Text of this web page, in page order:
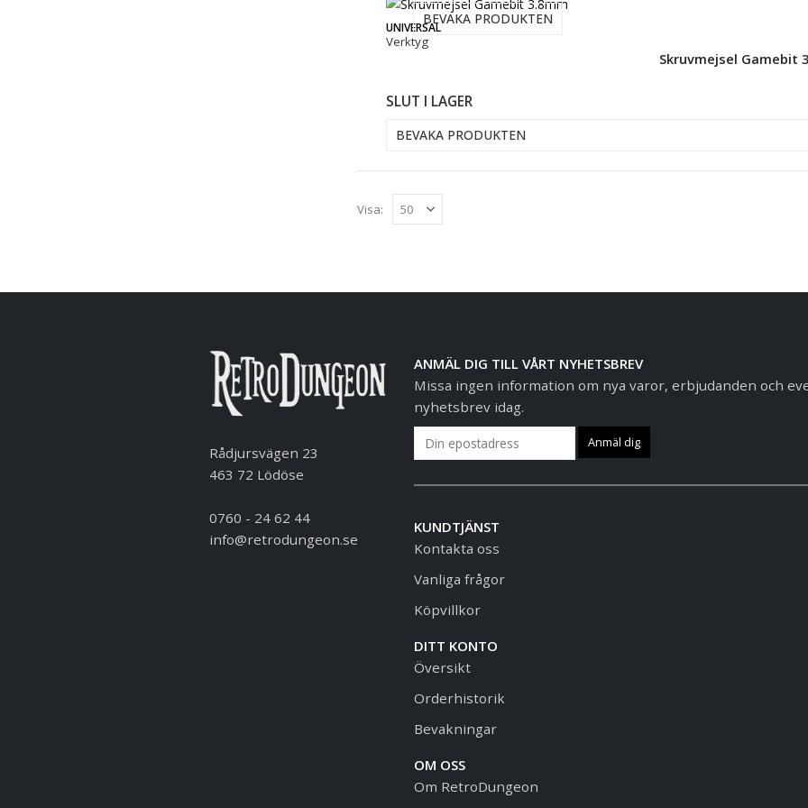
UNIVERSAL
Verktyg
BEVAKA PRODUKTEN
Skruvmejsel Gamebit
SLUT I LAGER
BEVAKA PRODUKTEN
Visa:
Rådjursvägen 23
463 72 Lödöse
0760 - 24 62 44
info@retrodungeon.se
ANMÄL DIG TILL VÅRT NYHETSBREV
Missa ingen information om nya varor, erbjudanden och
nyhetsbrev idag.
KUNDTJÄNST
Kontakta oss
Vanliga frågor
Köpvillkor
DITT KONTO
Översikt
Orderhistorik
Bevakningar
OM OSS
Om RetroDungeon